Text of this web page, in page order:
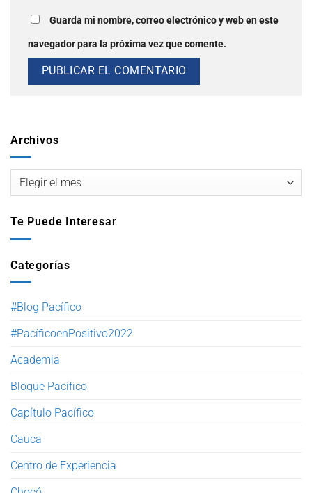
Archivos
Te Puede Interesar
Categorías
#Blog Pacífico
#PacíficoenPositivo2022
Academia
Bloque Pacífico
Capítulo Pacífico
Cauca
Centro de Experiencia
Guarda mi nombre, correo electrónico y web en este
navegador para la próxima vez que comente.